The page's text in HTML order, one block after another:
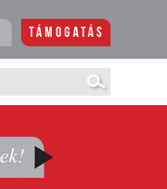
Támogatás